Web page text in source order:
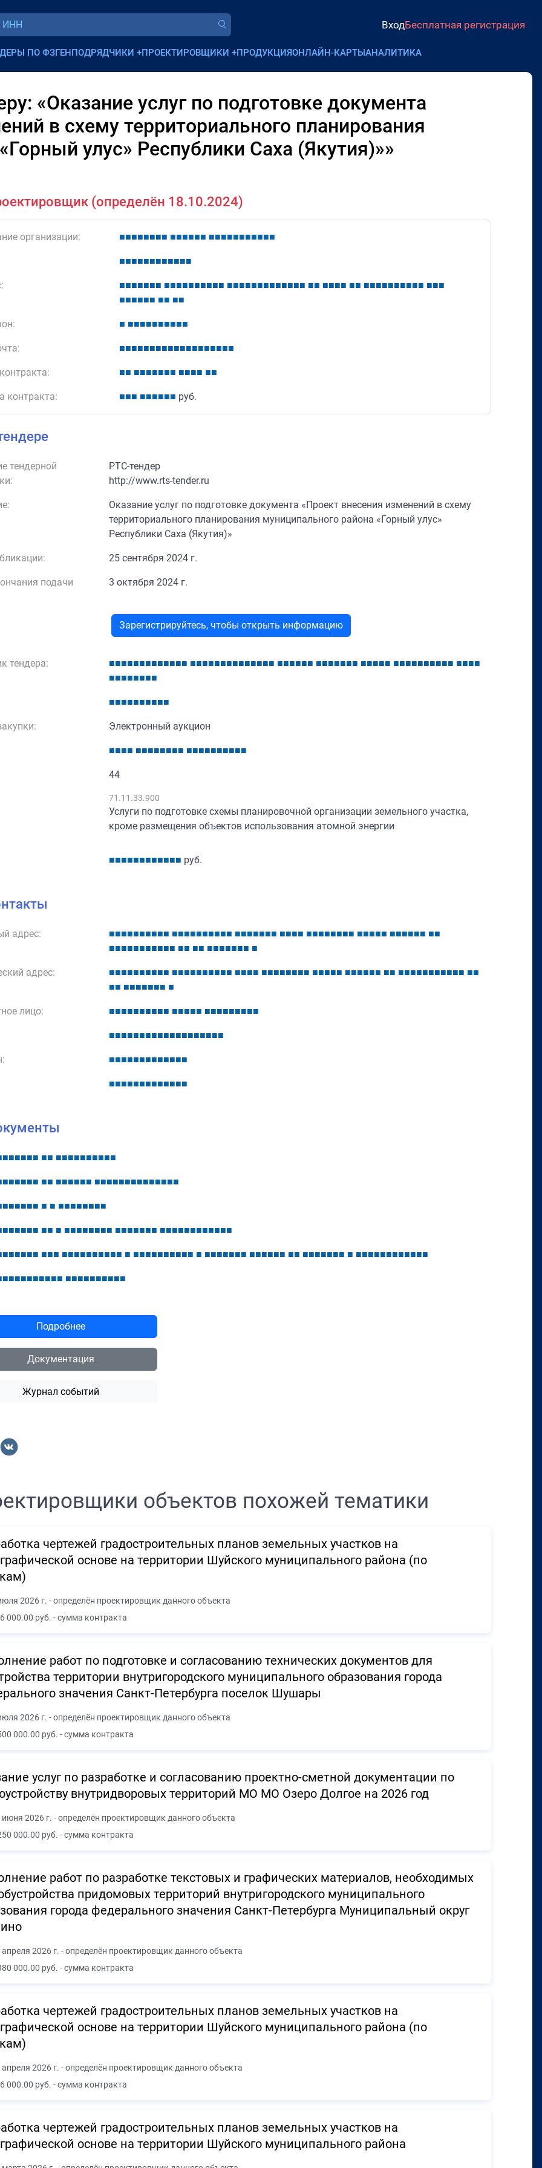
ВходБесплатная регистрация
ПО ФЗГЕНПОДРЯДЧИКИ +ПРОЕКТИРОВЩИКИ +ПРОДУКЦИЯОНЛАЙН-КАРТЫАНАЛИТИКА
«Оказание услуг по подготовке документа
в схему территориального планирования
улус» Республики Саха (Якутия)»»
(определён 18.10.2024)
организации: ■■■■■■■■ ■■■■■■ ■■■■■■■■■■■
■■■■■■■■■■■■
■■■■■■■ ■■■■■■■■■■ ■■■■■■■■■■■■■ ■■ ■■■■ ■■ ■■■■■■■■■■ ■■■
■■■■■■ ■■ ■■
■ ■■■■■■■■■■
■■■■■■■■■■■■■■■■■■■
■■ ■■■■■■■ ■■■■ ■■
контракта: ■■■ ■■■■■■ руб.
тендерной
РТС-тендер
http://www.rts-tender.ru
Оказание услуг по подготовке документа «Проект внесения изменений в схему
территориального планирования муниципального района «Горный улус»
Республики Саха (Якутия)»
25 сентября 2024 г.
подачи
3 октября 2024 г.
Зарегистрируйтесь, чтобы открыть информацию
тендера: ■■■■■■■■■■■■■ ■■■■■■■■■■■■■■ ■■■■■■ ■■■■■■■ ■■■■■ ■■■■■■■■■■ ■■■■
■■■■■■■■
■■■■■■■■■■
Электронный аукцион
■■■■ ■■■■■■■■ ■■■■■■■■■■
44
71.11.33.900
Услуги по подготовке схемы планировочной организации земельного участка,
кроме размещения объектов использования атомной энергии
■■■■■■■■■■■■ руб.
адрес: ■■■■■■■■■■ ■■■■■■■■■■ ■■■■■■■ ■■■■ ■■■■■■■■ ■■■■■ ■■■■■■ ■■
■■■■■■■■■■■ ■■ ■■ ■■■■■■■ ■
адрес: ■■■■■■■■■■ ■■■■■■■■■■ ■■■■ ■■■■■■■■ ■■■■■ ■■■■■■ ■■ ■■■■■■■■■■■ ■■
■■ ■■■■■■■ ■
лицо: ■■■■■■■■■■ ■■■■■ ■■■■■■■■■
■■■■■■■■■■■■■■■■■■■
■■■■■■■■■■■■■
■■■■■■■■■■■■■
■■■■■■ ■■ ■■■■■■■■■■
■■■■■■ ■■ ■■■■■■ ■■■■■■■■■■■■■■
■■■■■■ ■ ■ ■■■■■■■■
■■■■■■ ■■ ■ ■■■■■■■■ ■■■■■■■ ■■■■■■■■■■■■
■■■■■■ ■■■ ■■■■■■■■■■ ■ ■■■■■■■■■■ ■ ■■■■■■■ ■■■■■■ ■■ ■■■■■■■ ■ ■■■■■■■■■■■■
■■■■■■■■■■ ■■■■■■■■■■
Подробнее
Документация
Журнал событий
объектов похожей тематики
чертежей градостроительных планов земельных участков на
основе на территории Шуйского муниципального района (по
2026 г. - определён проектировщик данного объекта
000.00 руб. - сумма контракта
работ по подготовке и согласованию технических документов для
территории внутригородского муниципального образования города
значения Санкт-Петербурга поселок Шушары
2026 г. - определён проектировщик данного объекта
000.00 руб. - сумма контракта
услуг по разработке и согласованию проектно-сметной документации по
внутридворовых территорий МО МО Озеро Долгое на 2026 год
июня 2026 г. - определён проектировщик данного объекта
000.00 руб. - сумма контракта
работ по разработке текстовых и графических материалов, необходимых
придомовых территорий внутригородского муниципального
города федерального значения Санкт-Петербурга Муниципальный округ
апреля 2026 г. - определён проектировщик данного объекта
000.00 руб. - сумма контракта
чертежей градостроительных планов земельных участков на
основе на территории Шуйского муниципального района (по
апреля 2026 г. - определён проектировщик данного объекта
000.00 руб. - сумма контракта
чертежей градостроительных планов земельных участков на
основе на территории Шуйского муниципального района